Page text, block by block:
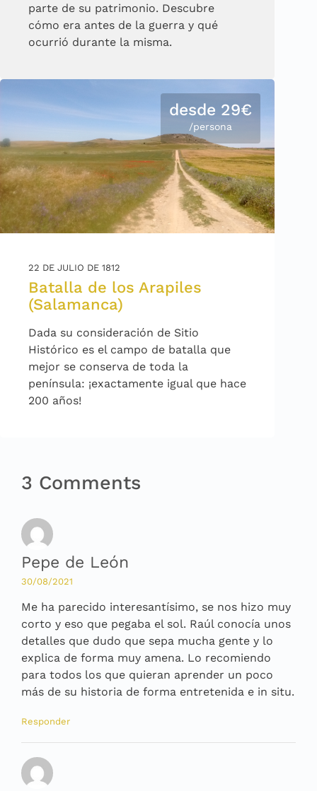
parte de su patrimonio. Descubre
cómo era antes de la guerra y qué
ocurrió durante la misma.
desde 29€
/persona
22 DE JULIO DE 1812
Batalla de los Arapiles
(Salamanca)
Dada su consideración de Sitio
Histórico es el campo de batalla que
mejor se conserva de toda la
península: ¡exactamente igual que hace
200 años!
3 Comments
Pepe de León
30/08/2021
Me ha parecido interesantísimo, se nos hizo muy
corto y eso que pegaba el sol. Raúl conocía unos
detalles que dudo que sepa mucha gente y lo
explica de forma muy amena. Lo recomiendo
para todos los que quieran aprender un poco
más de su historia de forma entretenida e in situ.
Responder